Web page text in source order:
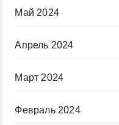
Май 2024
Апрель 2024
Март 2024
Февраль 2024